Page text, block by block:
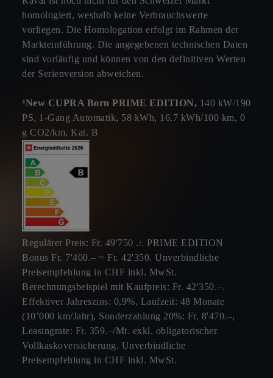
homologiert, weshalb keine Verbrauchswerte
vorliegen. Die Homologation erfolgt im Rahmen der
Markteinführung. Die angegebenen technischen Daten
sind vorläufig und können von den definitiven Werten
der Serienversion abweichen.
⁴New CUPRA Born PRIME EDITION, 140 kW/190
PS, 1-Gang Automatik, 58 kWh, 16.7 kWh/100 km, 0
g CO2/km, Kat. B
Regulärer Preis: Fr. 49'750 ./. PRIME EDITION
Bonus Fr. 7'400.– = Fr. 42'350. Unverbindliche
Preisempfehlung in CHF inkl. MwSt.
Berechnungsbeispiel mit Kaufpreis: Fr. 42'350.–.
Effektiver Jahreszins: 0,9%, Laufzeit: 48 Monate
(10’000 km/Jahr), Sonderzahlung 20%: Fr. 8'470.–,
Leasingrate: Fr. 359.–/Mt. exkl. obligatorischer
Vollkaskoversicherung. Unverbindliche
Preisempfehlung in CHF inkl. MwSt.